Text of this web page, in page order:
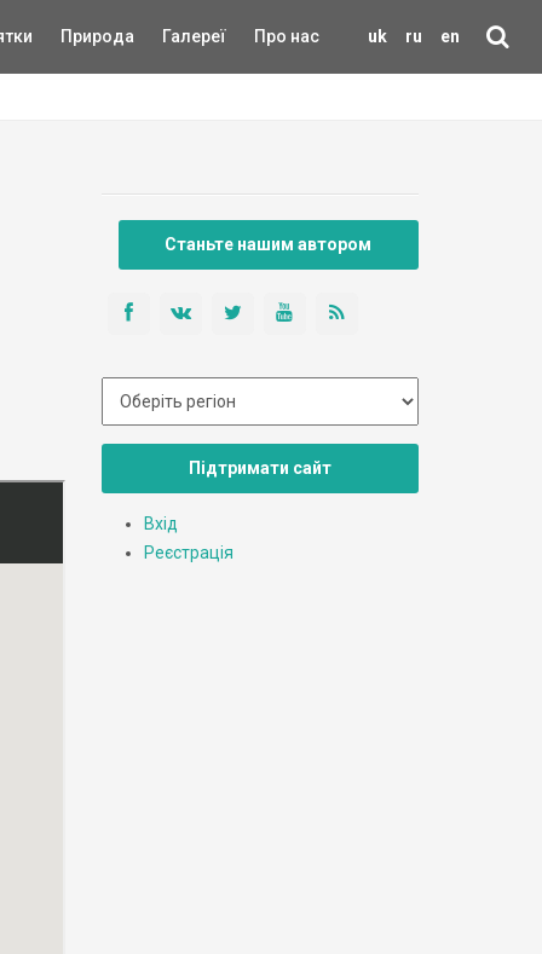
uk ru en
Природа Галереї Про нас
Станьте нашим автором
Підтримати сайт
Вхід
Реєстрація